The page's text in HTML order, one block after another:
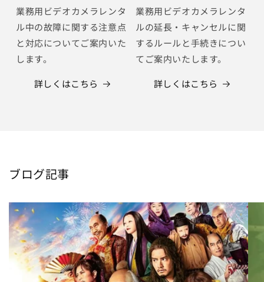
業務用ビデオカメラレンタ
ル中の故障に関する注意点
と対応についてご案内いた
します。
詳しくはこちら
業務用ビデオカメラレンタ
ルの延長・キャンセルに関
するルールと手続きについ
てご案内いたします。
詳しくはこちら
ブログ記事